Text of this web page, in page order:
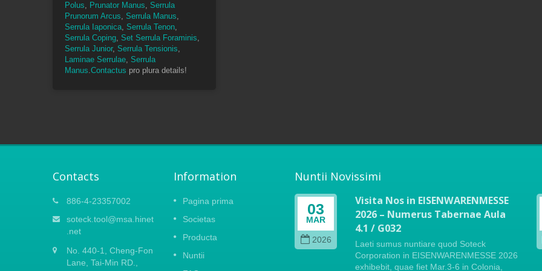
Polus, Prunator Manus, Serrula
Prunorum Arcus, Serrula Manus,
Serrula Iaponica, Serrula Tenon,
Serrula Coping, Set Serrula Foraminis,
Serrula Junior, Serrula Tensionis,
Laminae Serrulae, Serrula
Manus.Contactus pro plura details!
Contacts
886-4-23357002
soteck.tool@msa.hinet
.net
No. 440-1, Cheng-Fon
Lane, Tai-Min RD.,
Information
Pagina prima
Societas
Producta
Nuntii
Nuntii Novissimi
15
APR
Ver Caxton Fair 2021
Quia nova coronavirus eruptio in Sina,
tempora suspendere. Dolor est dicere tibi
nos non adesse Canton Fair 2022. Ut
nox obscura coronavirus celeriter...
03
MAR
2026
Visita Nos in EISENWARENMESSE
2026 – Numerus Tabernae Aula
4.1 / G032
Laeti sumus nuntiare quod Soteck
Corporation in EISENWARENMESSE 2026
exhibebit, quae fiet Mar.3-6 in Colonia,